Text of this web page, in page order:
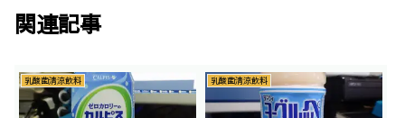
関連記事
乳酸菌清涼飲料 乳酸菌清涼飲料